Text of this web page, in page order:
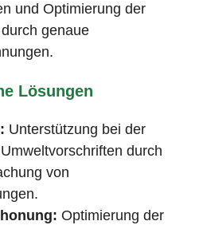
und Optimierung der
genaue
Lösungen
Unterstützung bei der
durch
von
Optimierung der